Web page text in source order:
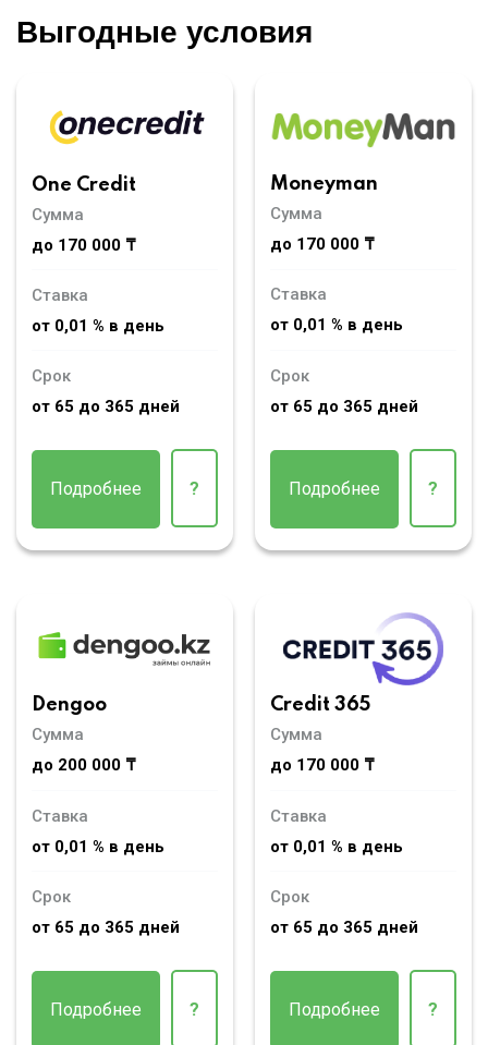
Выгодные условия
One Credit
Сумма
до 170 000 ₸
Ставка
от 0,01 % в день
Срок
от 65 до 365 дней
Подробнее ?
Moneyman
Сумма
до 170 000 ₸
Ставка
от 0,01 % в день
Срок
от 65 до 365 дней
Подробнее ?
Dengoo
Сумма
до 200 000 ₸
Ставка
от 0,01 % в день
Срок
от 65 до 365 дней
Подробнее ?
Credit 365
Сумма
до 170 000 ₸
Ставка
от 0,01 % в день
Срок
от 65 до 365 дней
Подробнее ?